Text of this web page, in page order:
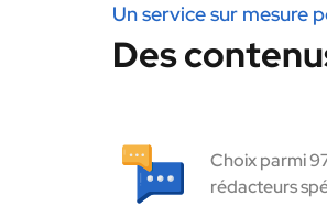
Un service sur mesure
Des
Choix parmi
rédacteurs